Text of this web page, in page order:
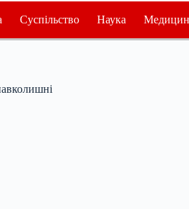
Суспільство Наука